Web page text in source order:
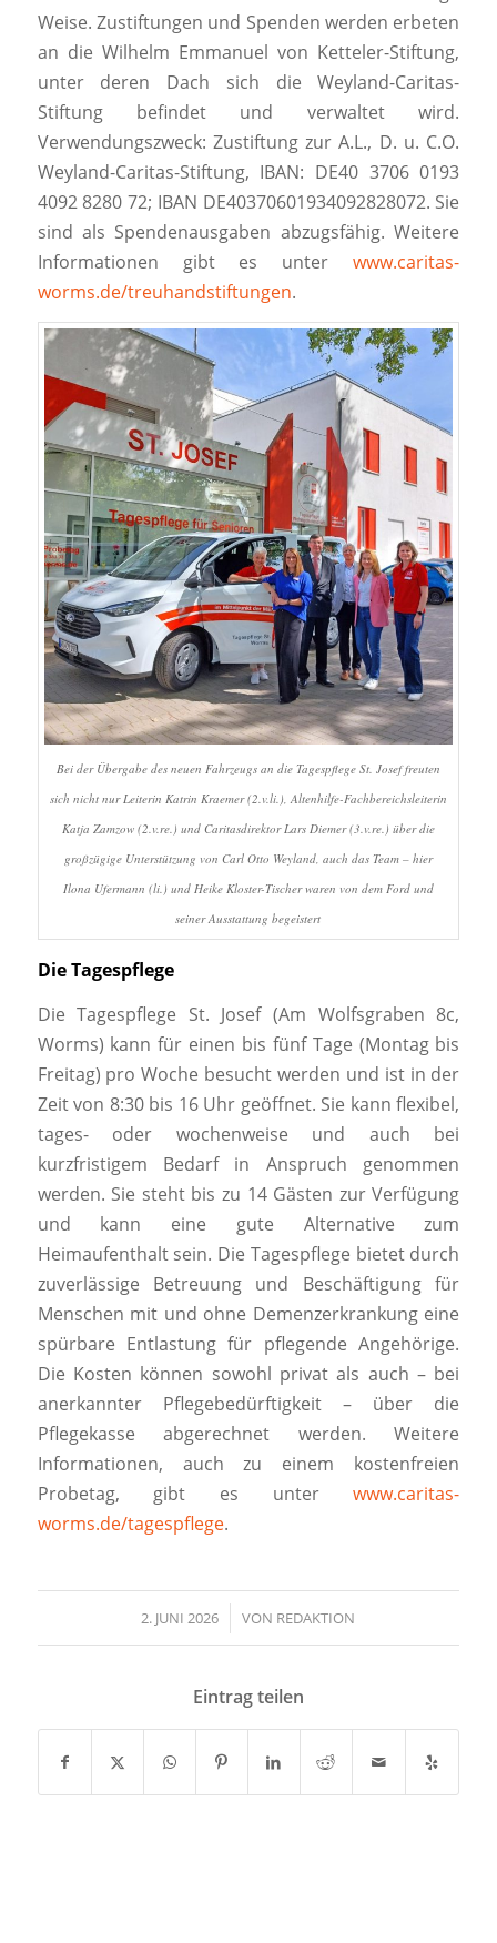
Weise. Zustiftungen und Spenden werden erbeten
an die Wilhelm Emmanuel von Ketteler-Stiftung,
unter deren Dach sich die Weyland-Caritas-
Stiftung befindet und verwaltet wird.
Verwendungszweck: Zustiftung zur A.L., D. u. C.O.
Weyland-Caritas-Stiftung, IBAN: DE40 3706 0193
4092 8280 72; IBAN DE40370601934092828072. Sie
sind als Spendenausgaben abzugsfähig. Weitere
Informationen gibt es unterwww.caritas-
worms.de/treuhandstiftungen.
Bei der Übergabe des neuen Fahrzeugs an die Tagespflege St. Josef freuten
sich nicht nur Leiterin Katrin Kraemer (2.v.li.), Altenhilfe-Fachbereichsleiterin
Katja Zamzow (2.v.re.) und Caritasdirektor Lars Diemer (3.v.re.) über die
großzügige Unterstützung von Carl Otto Weyland, auch das Team – hier
Ilona Ufermann (li.) und Heike Kloster-Tischer waren von dem Ford und
seiner Ausstattung begeistert
Die Tagespflege
Die Tagespflege St. Josef (Am Wolfsgraben 8c,
Worms) kann für einen bis fünf Tage (Montag bis
Freitag) pro Woche besucht werden und ist in der
Zeit von 8:30 bis 16 Uhr geöffnet. Sie kann flexibel,
tages- oder wochenweise und auch bei
kurzfristigem Bedarf in Anspruch genommen
werden. Sie steht bis zu 14 Gästen zur Verfügung
und kann eine gute Alternative zum
Heimaufenthalt sein. Die Tagespflege bietet durch
zuverlässige Betreuung und Beschäftigung für
Menschen mit und ohne Demenzerkrankung eine
spürbare Entlastung für pflegende Angehörige.
Die Kosten können sowohl privat als auch – bei
anerkannter Pflegebedürftigkeit – über die
Pflegekasse abgerechnet werden. Weitere
Informationen, auch zu einem kostenfreien
Probetag, gibt es unterwww.caritas-
worms.de/tagespflege.
2. JUNI 2026
/ VON REDAKTION
Eintrag teilen